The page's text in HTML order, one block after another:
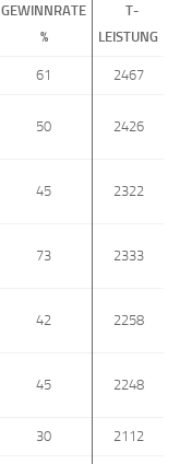
GEWINNRATE
%
T-
LEISTUNG
61 2467
50 2426
45 2322
73 2333
42 2258
45 2248
30 2112